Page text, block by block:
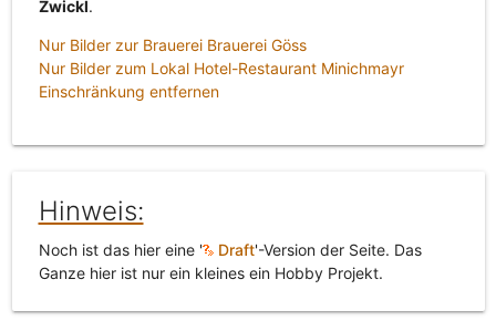
Zwickl.
Nur Bilder zur Brauerei Brauerei Göss
Nur Bilder zum Lokal Hotel-Restaurant Minichmayr
Einschränkung entfernen
Hinweis:
Noch ist das hier eine ' Draft'-Version der Seite. Das
Ganze hier ist nur ein kleines ein Hobby Projekt.